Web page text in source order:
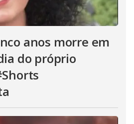
anos morre em
do próprio